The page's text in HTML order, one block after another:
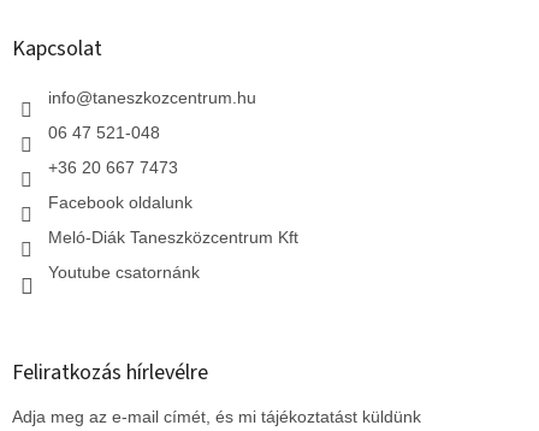
Kapcsolat
info@taneszkozcentrum.hu
06 47 521-048
+36 20 667 7473
Facebook oldalunk
Meló-Diák Taneszközcentrum Kft
Youtube csatornánk
Feliratkozás hírlevélre
Adja meg az e-mail címét, és mi tájékoztatást küldünk